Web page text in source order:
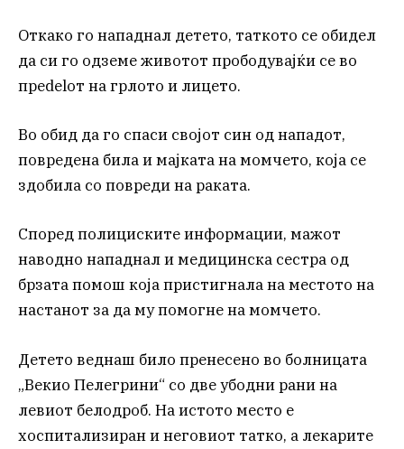
Откако го нападнал детето, таткото се обидел
да си го одземе животот прободувајќи се во
преdelот на грлото и лицето.
Во обид да го спаси својот син од нападот,
повредена била и мајката на момчето, која се
здобила со повреди на раката.
Според полициските информации, мажот
наводно нападнал и медицинска сестра од
брзата помош која пристигнала на местото на
настанот за да му помогне на момчето.
Детето веднаш било пренесено во болницата
„Векио Пелегрини“ со две убодни рани на
левиот белодроб. На истото место е
хоспитализиран и неговиот татко, а лекарите